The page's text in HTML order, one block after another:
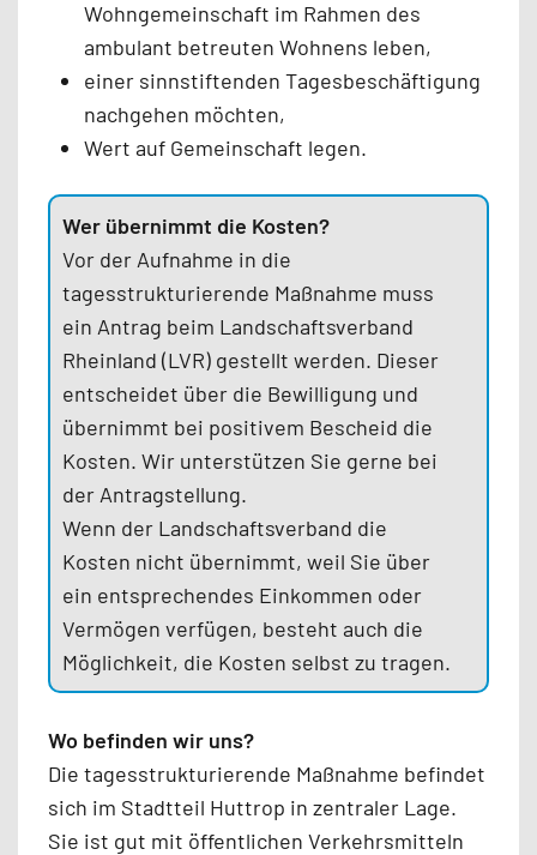
Wohngemeinschaft im Rahmen des
ambulant betreuten Wohnens leben,
einer sinnstiftenden Tagesbeschäftigung
nachgehen möchten,
Wert auf Gemeinschaft legen.
Wer übernimmt die Kosten?
Vor der Aufnahme in die
tagesstrukturierende Maßnahme muss
ein Antrag beim Landschaftsverband
Rheinland (LVR) gestellt werden. Dieser
entscheidet über die Bewilligung und
übernimmt bei positivem Bescheid die
Kosten. Wir unterstützen Sie gerne bei
der Antragstellung.
Wenn der Landschaftsverband die
Kosten nicht übernimmt, weil Sie über
ein entsprechendes Einkommen oder
Vermögen verfügen, besteht auch die
Möglichkeit, die Kosten selbst zu tragen.
Wo befinden wir uns?
Die tagesstrukturierende Maßnahme befindet
sich im Stadtteil Huttrop in zentraler Lage.
Sie ist gut mit öffentlichen Verkehrsmitteln